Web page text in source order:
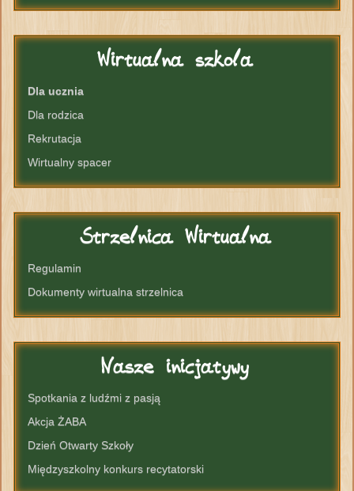
Wirtualnaszkola
Dla ucznia
Dla rodzica
Rekrutacja
Wirtualny spacer
StrzelnicaWirtualna
Regulamin
Dokumenty wirtualna strzelnica
Naszeinicjatywy
Spotkania z ludźmi z pasją
Akcja ŻABA
Dzień Otwarty Szkoły
Międzyszkolny konkurs recytatorski